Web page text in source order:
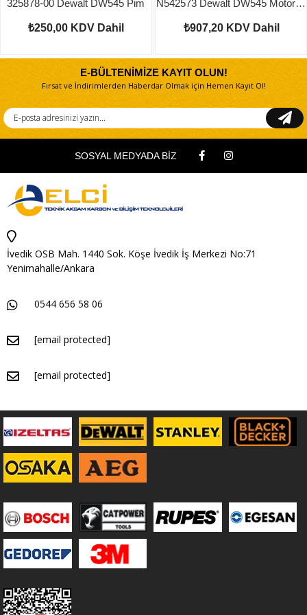
325878-00 Dewalt DW545 Pim
₺250,00 KDV Dahil
N542573 Dewalt DW545 Motor Kömürü
₺907,20 KDV Dahil
E-BÜLTENİMİZE KAYIT OLUN!
Fırsat ve İndirimlerden Haberdar Olmak için Hemen Kayıt Ol!
SOSYAL MEDYADA BİZ
İvedik OSB Mah. 1440 Sok. Köşe İvedik İş Merkezi No:71
Yenimahalle/Ankara
0544 656 58 06
[email protected]
[email protected]